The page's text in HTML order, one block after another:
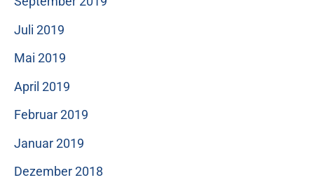
Juli 2019
Mai 2019
April 2019
Februar 2019
Januar 2019
Dezember 2018